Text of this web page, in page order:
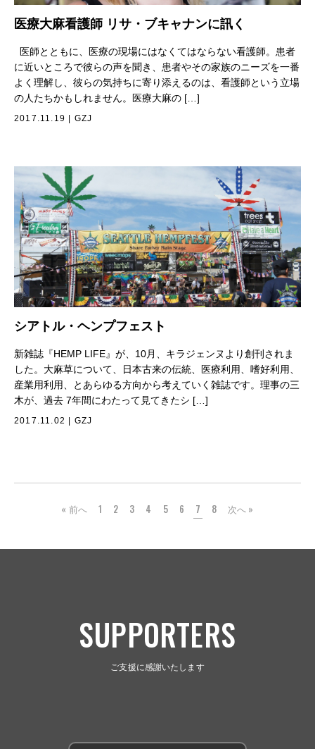
医療大麻看護師 リサ・ブキャナンに訊く
医師とともに、医療の現場にはなくてはならない看護師。患者
に近いところで彼らの声を聞き、患者やその家族のニーズを一番
よく理解し、彼らの気持ちに寄り添えるのは、看護師という立場
の人たちかもしれません。医療大麻の […]
2017.11.19 GZJ
シアトル・ヘンプフェスト
新雑誌『HEMP LIFE』が、10月、キラジェンヌより創刊されま
した。大麻草について、日本古来の伝統、医療利用、嗜好利用、
産業用利用、とあらゆる方向から考えていく雑誌です。理事の三
木が、過去 7年間にわたって見てきたシ […]
2017.11.02 GZJ
« 前へ 1 2 3 4 5 6 7 8 次へ »
SUPPORTERS
ご支援に感謝いたします